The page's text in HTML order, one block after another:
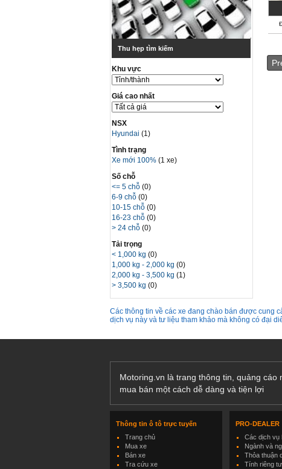
Thu hẹp tìm kiếm
Khu vực
Giá cao nhất
NSX
Hyundai(1)
Tình trạng
Xe mới 100% (1 xe)
Số chỗ
<= 5 chỗ(0)
6-9 chỗ(0)
10-15 chỗ(0)
16-23 chỗ(0)
> 24 chỗ(0)
Tải trọng
< 1,000 kg(0)
1,000 kg - 2,000 kg(0)
2,000 kg - 3,500 kg(1)
> 3,500 kg(0)
Các thông tin về các xe đang chào bán được cung
dịch vụ này và tư liệu tham khảo mà không có đại
Motoring.vn là trang thông tin, quảng
mua bán một cách dễ dàng và tiện lợi
Thông tin ô tô trực tuyến
Trang chủ
Mua xe
Bán xe
Tra cứu xe
PRO-DEALER
Các dịch vụ
Ngành và
Thỏa thuận
Tính riêng